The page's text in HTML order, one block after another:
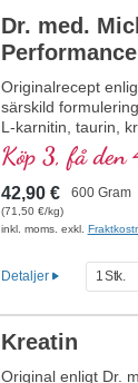
uthållighetssport
– med över 20 års
Mer information
Level
Dr. med.
Performance
Originalrecept
särskild
L-karnitin, taurin,
Köp 3, få den
42,90 € 600 Gram
(71,50 €/kg)
inkl. moms. exkl.
Detaljer
Kreatin
Original enligt Dr.